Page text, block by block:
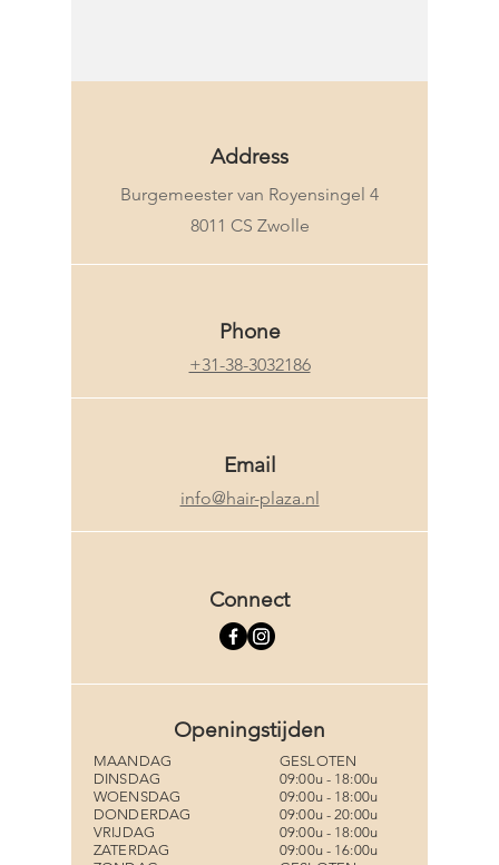
Address
Burgemeester van Royensingel 4
8011 CS Zwolle
Phone
+31-38-3032186
Email
info@hair-plaza.nl
Connect
Openingstijden
MAANDAG
DINSDAG
WOENSDAG
DONDERDAG
VRIJDAG
ZATERDAG
GESLOTEN
09:00u - 18:00u
09:00u - 18:00u
09:00u - 20:00u
09:00u - 18:00u
09:00u - 16:00u